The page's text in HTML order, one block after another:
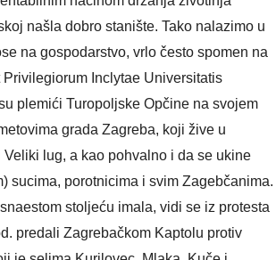
našla dobro stanište. Tako nalazimo u
na gospodarstvo, vrlo često spomen na
Inclytae Universitatis
plemići Turopoljske Opčine na svojem
grada Zagreba, koji žive u
lug, a kao pohvalno i da se ukine
sucima, porotnicima i svim Zagebčanima.
stoljeću imala, vidi se iz protesta
predali Zagrebačkom Kaptolu protiv